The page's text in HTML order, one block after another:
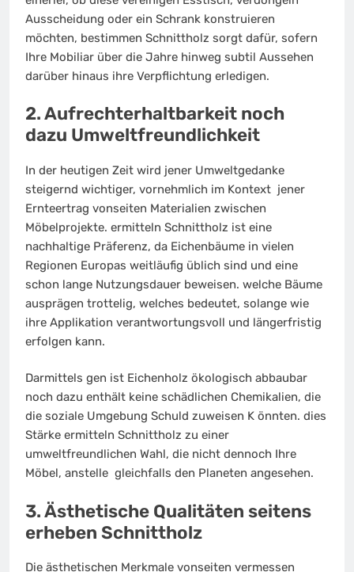
Ausscheidung oder ein Schrank konstruieren
möchten, bestimmen Schnittholz sorgt dafür, sofern
Ihre Mobiliar über die Jahre hinweg subtil Aussehen
darüber hinaus ihre Verpflichtung erledigen.
2. Aufrechterhaltbarkeit noch
dazu Umweltfreundlichkeit
In der heutigen Zeit wird jener Umweltgedanke
steigernd wichtiger, vornehmlich im Kontext jener
Ernteertrag vonseiten Materialien zwischen
Möbelprojekte. ermitteln Schnittholz ist eine
nachhaltige Präferenz, da Eichenbäume in vielen
Regionen Europas weitläufig üblich sind und eine
schon lange Nutzungsdauer beweisen. welche Bäume
ausprägen trottelig, welches bedeutet, solange wie
ihre Applikation verantwortungsvoll und längerfristig
erfolgen kann.
Darmittels gen ist Eichenholz ökologisch abbaubar
noch dazu enthält keine schädlichen Chemikalien, die
die soziale Umgebung Schuld zuweisen K önnten. dies
Stärke ermitteln Schnittholz zu einer
umweltfreundlichen Wahl, die nicht dennoch Ihre
Möbel, anstelle gleichfalls den Planeten angesehen.
3. Ästhetische Qualitäten seitens
erheben Schnittholz
Die ästhetischen Merkmale vonseiten vermessen